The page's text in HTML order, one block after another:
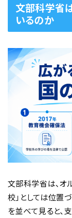
文部科学省
いるのか
文部科学省は、オ
校」としては位置
を並べて見ると、